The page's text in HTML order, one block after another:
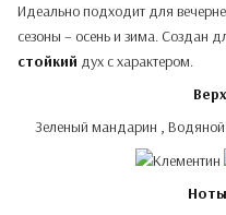
Идеально подходит для
сезоны – осень и зима. Создан
стойкий дух с характером.
Зеленый мандарин , Водяной